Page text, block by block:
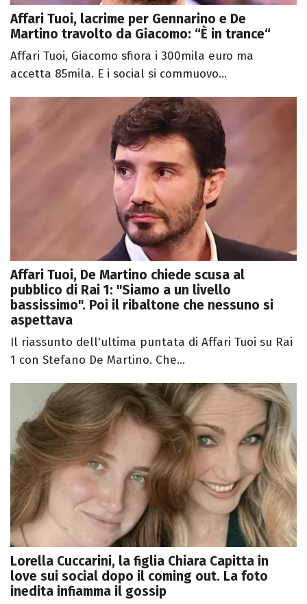
Affari Tuoi, lacrime per Gennarino e De
Martino travolto da Giacomo: “È in trance“
Affari Tuoi, Giacomo sfiora i 300mila euro ma
accetta 85mila. E i social si commuovo...
Affari Tuoi, De Martino chiede scusa al
pubblico di Rai 1: "Siamo a un livello
bassissimo". Poi il ribaltone che nessuno si
aspettava
Il riassunto dell'ultima puntata di Affari Tuoi su Rai
1 con Stefano De Martino. Che...
Lorella Cuccarini, la figlia Chiara Capitta in
love sui social dopo il coming out. La foto
inedita infiamma il gossip